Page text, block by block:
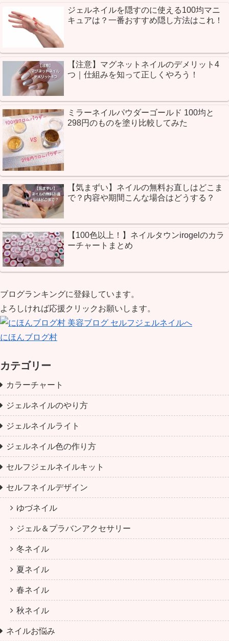
ジェルネイルを隠すのに使える100均マニ
キュアは？一番おすすめ隠し方法はこれ！
【注意】マグネットネイルのデメリット4
つ｜仕組みを知って正しくやろう！
ミラーネイルパウダーゴールド 100均と
298円のものを塗り比較してみた
【気まずい】ネイルの無料お直しはどこま
で？内容や期間こんな場合はどうする？
【100色以上！】ネイルタウンirogelのカラ
ーチャートまとめ
ブログランキングに登録しています。
よろしければ応援クリックお願いします。
にほんブログ村
カテゴリー
カラーチャート
ジェルネイルのやり方
ジェルネイルライト
ジェルネイル色の作り方
セルフジェルネイルキット
セルフネイルデザイン
ゆづネイル
ジェル＆プラバンアクセサリー
冬ネイル
夏ネイル
春ネイル
秋ネイル
ネイルお悩み